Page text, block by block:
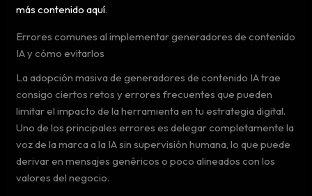
más contenido aquí.
Errores comunes al implementar generadores de contenido
IA y cómo evitarlos
La adopción masiva de generadores de contenido IA trae
consigo ciertos retos y errores frecuentes que pueden
limitar el impacto de la herramienta en tu estrategia digital.
Uno de los principales errores es delegar completamente la
voz de la marca a la IA sin supervisión humana, lo que puede
derivar en mensajes genéricos o poco alineados con los
valores del negocio.